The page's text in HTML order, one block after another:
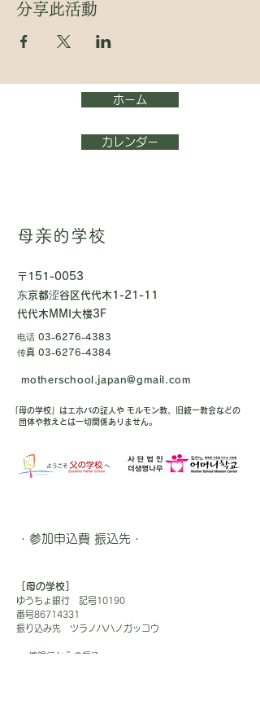
分享此活動
ホーム
カレンダー
母亲的学校
〒151-0053
东京都涩谷区代代木1-21-11
代代木MMI大楼3F
电话 03-6276-4383
传真 03-6276-4384
motherschool.japan@gmail.com
「母の学校」はエホバの証人や モルモン教、旧統一教会などの
団体や教えとは一切関係ありません。
・参加申込費 振込先・
［母の学校］
ゆうちょ銀行 記号10190
番号86714331
振り込み先 ツラノハハノガッコウ
－ 他銀行からの振込 －